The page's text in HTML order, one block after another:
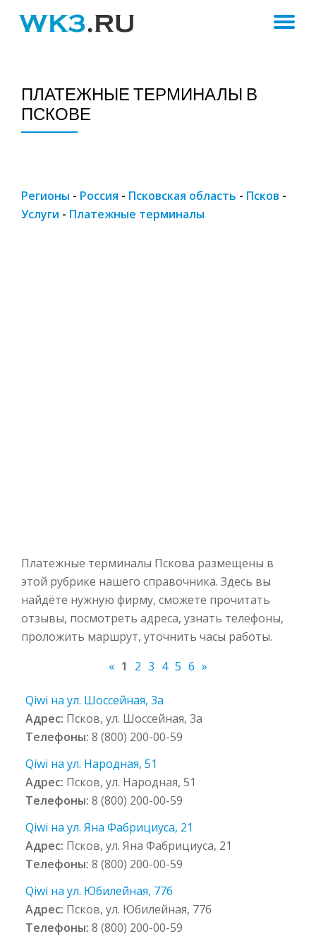
ПЛАТЕЖНЫЕ ТЕРМИНАЛЫ В
ПСКОВЕ
Регионы - Россия - Псковская область - Псков -
Услуги - Платежные терминалы
Платежные терминалы Пскова размещены в
этой рубрике нашего справочника. Здесь вы
найдёте нужную фирму, сможете прочитать
отзывы, посмотреть адреса, узнать телефоны,
проложить маршрут, уточнить часы работы.
« 1 2 3 4 5 6 »
Qiwi на ул. Шоссейная, 3а
Адрес: Псков, ул. Шоссейная, 3а
Телефоны:8 (800) 200-00-59
Qiwi на ул. Народная, 51
Адрес: Псков, ул. Народная, 51
Телефоны:8 (800) 200-00-59
Qiwi на ул. Яна Фабрициуса, 21
Адрес: Псков, ул. Яна Фабрициуса, 21
Телефоны:8 (800) 200-00-59
Qiwi на ул. Юбилейная, 77б
Адрес: Псков, ул. Юбилейная, 77б
Телефоны:8 (800) 200-00-59